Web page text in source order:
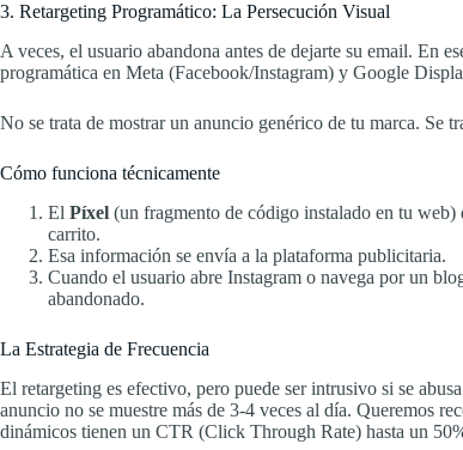
3. Retargeting Programático: La Persecución Visual
A veces, el usuario abandona antes de dejarte su email. En
programática en Meta (Facebook/Instagram) y Google
No se trata de mostrar un anuncio genérico de tu marca. Se
Cómo funciona técnicamente
El Píxel (un fragmento de código instalado en tu
carrito.
Esa información se envía a la plataforma publicitaria.
Cuando el usuario abre Instagram o navega por un
abandonado.
La Estrategia de Frecuencia
El retargeting es efectivo, pero puede ser intrusivo si se
anuncio no se muestre más de 3-4 veces al día. Queremos
dinámicos tienen un CTR (Click Through Rate) hasta un